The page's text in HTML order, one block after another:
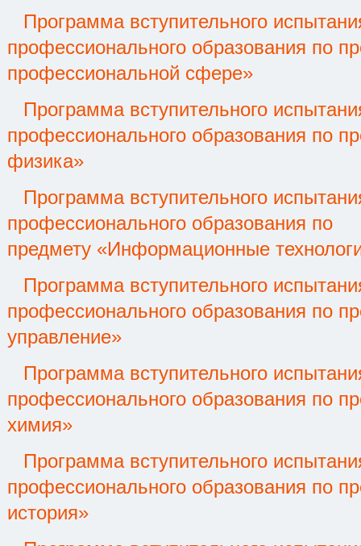
Программа вступительного
профессионального образования по
профессиональной сфере»
Программа вступительного
профессионального образования по
физика»
Программа вступительного
профессионального образования по
предмету «Информационные
Программа вступительного
профессионального образования по
управление»
Программа вступительного
профессионального образования по
химия»
Программа вступительного
профессионального образования по
история»